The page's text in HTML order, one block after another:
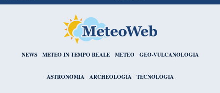
NEWS METEO IN TEMPO REALE METEO GEO-VULCANOLOGIA
ASTRONOMIA ARCHEOLOGIA TECNOLOGIA